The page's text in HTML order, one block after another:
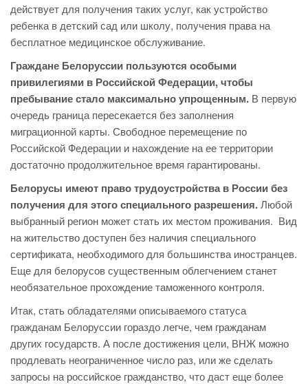
действует для получения таких услуг, как устройство
ребенка в детский сад или школу, получения права на
бесплатное медицинское обслуживание.
Граждане Белоруссии пользуются особыми
привилегиями в Российской Федерации, чтобы
пребывание стало максимально упрощенным. В первую
очередь граница пересекается без заполнения
миграционной карты. Свободное перемещение по
Российской Федерации и нахождение на ее территории
достаточно продолжительное время гарантированы.
Белорусы имеют право трудоустройства в России без
получения для этого специального разрешения.Любой
выбранный регион может стать их местом проживания. Вид
на жительство доступен без наличия специального
сертификата, необходимого для большинства иностранцев.
Еще для белорусов существенным облегчением станет
необязательное прохождение таможенного контроля.
Итак, стать обладателями описываемого статуса
гражданам Белоруссии гораздо легче, чем гражданам
других государств. А после достижения цели, ВНЖ можно
продлевать неограниченное число раз, или же сделать
запросы на российское гражданство, что даст еще более